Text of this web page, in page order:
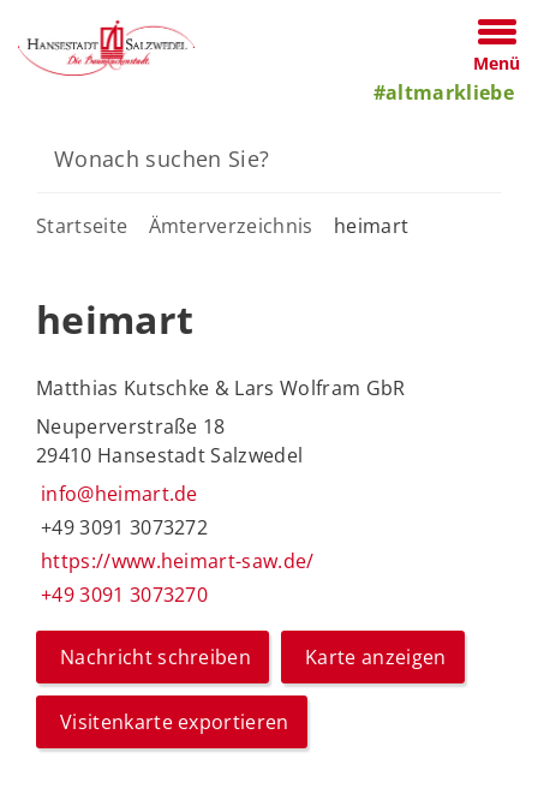
Menü
#altmarkliebe
Startseite Ämterverzeichnis heimart
heimart
Matthias Kutschke & Lars Wolfram GbR
Neuperverstraße 18
29410 Hansestadt Salzwedel
info@heimart.de
+49 3091 3073272
https://www.heimart-saw.de/
+49 3091 3073270
Nachricht schreiben Karte anzeigen
Visitenkarte exportieren